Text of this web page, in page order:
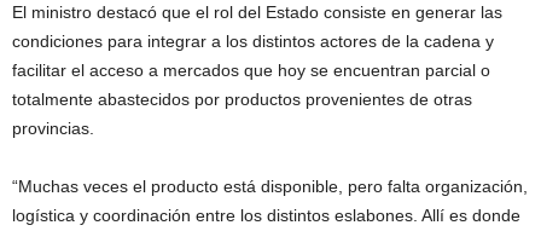
El ministro destacó que el rol del Estado consiste en generar las
condiciones para integrar a los distintos actores de la cadena y
facilitar el acceso a mercados que hoy se encuentran parcial o
totalmente abastecidos por productos provenientes de otras
provincias.
“Muchas veces el producto está disponible, pero falta organización,
logística y coordinación entre los distintos eslabones. Allí es donde